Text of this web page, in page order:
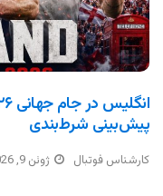
پیش‌بینی شرط‌بندی
کارشناس فوتبال ژوئن 9, 2026